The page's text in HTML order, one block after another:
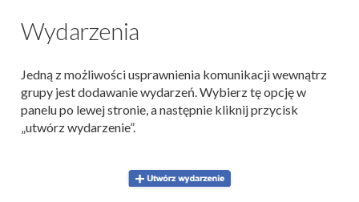
Wydarzenia
Jedną z możliwości usprawnienia komunikacji wewnątrz
grupy jest dodawanie wydarzeń. Wybierz tę opcję w
panelu po lewej stronie, a następnie kliknij przycisk
„utwórz wydarzenie”.